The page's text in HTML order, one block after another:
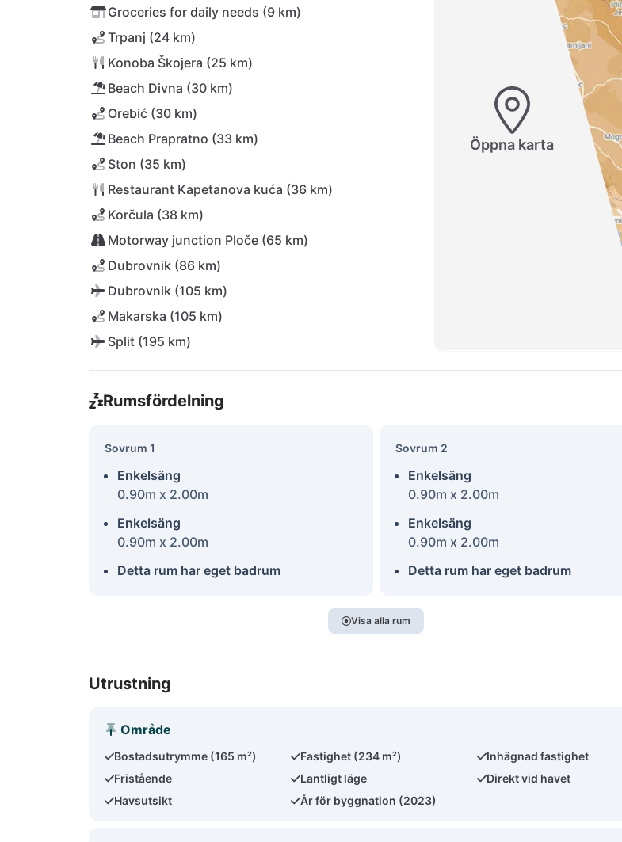
Groceries for daily needs (9 km)
Trpanj (24 km)
Konoba Škojera (25 km)
Beach Divna (30 km)
Orebić (30 km)
Beach Prapratno (33 km)
Ston (35 km)
Restaurant Kapetanova kuća (36 km)
Korčula (38 km)
Motorway junction Ploče (65 km)
Dubrovnik (86 km)
Dubrovnik (105 km)
Makarska (105 km)
Split (195 km)
Öppna karta
Rumsfördelning
Sovrum 1
Enkelsäng
0.90m x 2.00m
Enkelsäng
0.90m x 2.00m
Detta rum har eget badrum
Sovrum 2
Enkelsäng
0.90m x 2.00m
Enkelsäng
0.90m x 2.00m
Detta rum har eget badrum
Visa alla rum
Utrustning
Område
Bostadsutrymme (165 m²) Fastighet (234 m²)
Inhägnad fastighet
Fristående
Lantligt läge
Direkt vid havet
Havsutsikt
År för byggnation (2023)